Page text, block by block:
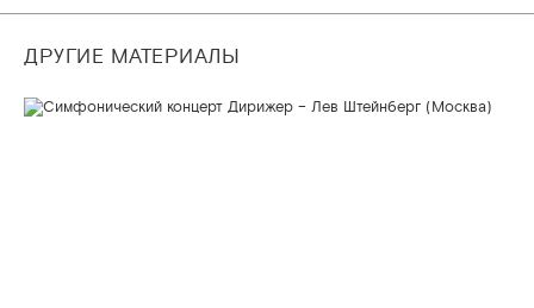
ДРУГИЕ МАТЕРИАЛЫ